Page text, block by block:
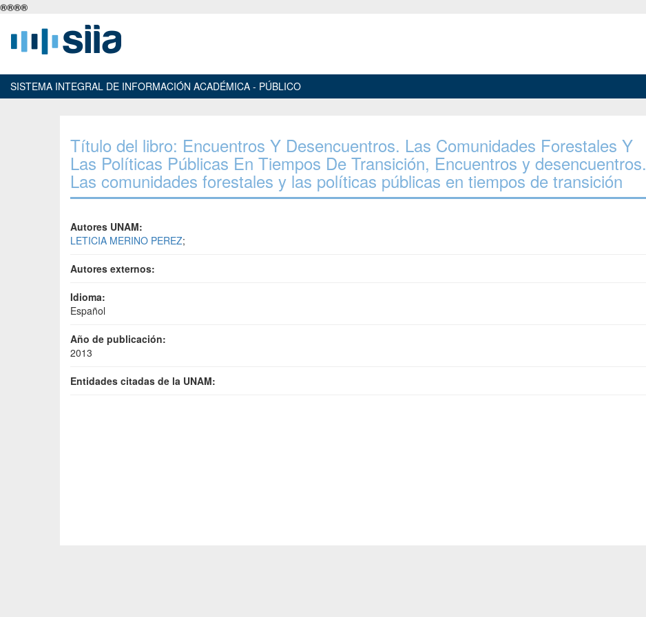
®®®®
SISTEMA INTEGRAL DE INFORMACIÓN ACADÉMICA - PÚBLICO
Título del libro: Encuentros Y Desencuentros. Las Comunidades Forestales Y
Las Políticas Públicas En Tiempos De Transición, Encuentros y desencuentros.
Las comunidades forestales y las políticas públicas en tiempos de transición
Autores UNAM:
LETICIA MERINO PEREZ;
Autores externos:
Idioma:
Español
Año de publicación:
2013
Entidades citadas de la UNAM: